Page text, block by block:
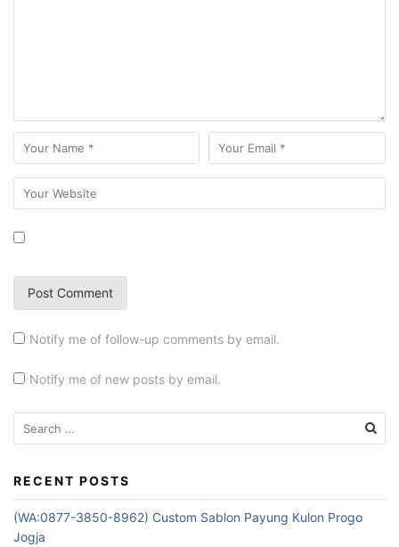
Notify me of follow-up comments by email.
Notify me of new posts by email.
Search
for:
RECENT POSTS
(WA:0877-3850-8962) Custom Sablon Payung Kulon Progo
Jogja